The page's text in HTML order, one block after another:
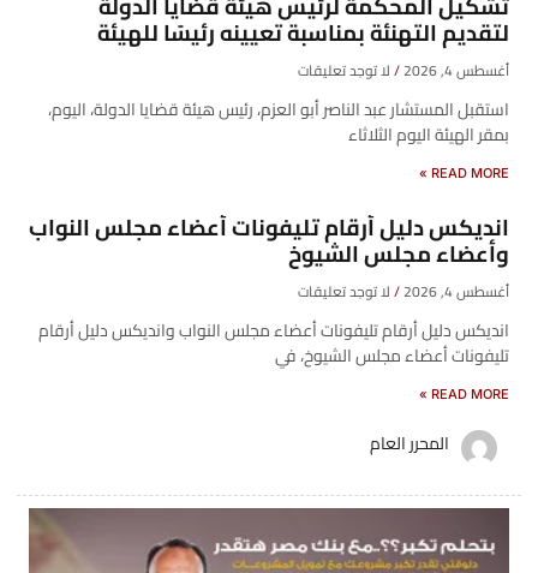
لتقديم التهنئة بمناسبة تعيينه رئيسًا للهيئة
أغسطس 4, 2026 لا توجد تعليقات
​استقبل المستشار عبد الناصر أبو العزم، رئيس هيئة قضايا الدولة، اليوم،
بمقر الهيئة اليوم الثلاثاء
READ MORE »
انديكس دليل أرقام تليفونات أعضاء مجلس النواب
وأعضاء مجلس الشيوخ
أغسطس 4, 2026 لا توجد تعليقات
انديكس دليل أرقام تليفونات أعضاء مجلس النواب وانديكس دليل أرقام
تليفونات أعضاء مجلس الشيوخ، في
READ MORE »
المحرر العام